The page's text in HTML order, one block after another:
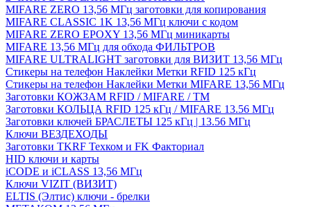
MIFARE ZERO 13,56 МГц заготовки для копирования
MIFARE CLASSIC 1K 13,56 МГц ключи с кодом
MIFARE ZERO EPOXY 13,56 МГц миникарты
MIFARE 13,56 МГц для обхода ФИЛЬТРОВ
MIFARE ULTRALIGHT заготовки для ВИЗИТ 13,56 МГц
Стикеры на телефон Наклейки Метки RFID 125 кГц
Стикеры на телефон Наклейки Метки MIFARE 13,56 МГц
Заготовки КОЖЗАМ RFID / MIFARE / TM
Заготовки КОЛЬЦА RFID 125 кГц / MIFARE 13.56 МГц
Заготовки ключей БРАСЛЕТЫ 125 кГц | 13.56 МГц
Ключи ВЕЗДЕХОДЫ
Заготовки TKRF Техком и FK Факториал
HID ключи и карты
iCODE и iCLASS 13,56 МГц
Ключи VIZIT (ВИЗИТ)
ELTIS (Элтис) ключи - брелки